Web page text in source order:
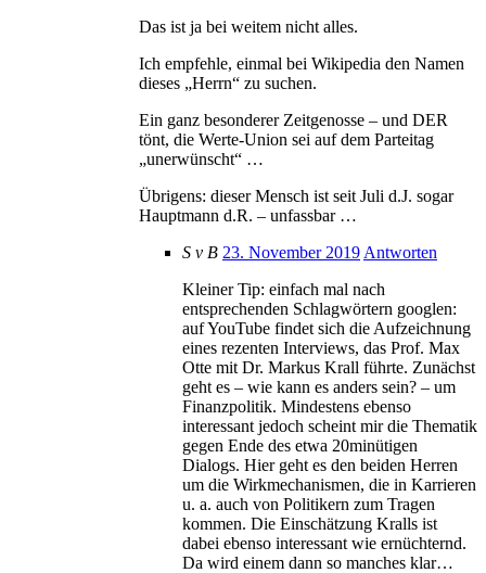
Das ist ja bei weitem nicht alles.
Ich empfehle, einmal bei Wikipedia den Namen
dieses „Herrn“ zu suchen.
Ein ganz besonderer Zeitgenosse – und DER
tönt, die Werte-Union sei auf dem Parteitag
„unerwünscht“ …
Übrigens: dieser Mensch ist seit Juli d.J. sogar
Hauptmann d.R. – unfassbar …
S v B 23. November 2019 Antworten
Kleiner Tip: einfach mal nach
entsprechenden Schlagwörtern googlen:
auf YouTube findet sich die Aufzeichnung
eines rezenten Interviews, das Prof. Max
Otte mit Dr. Markus Krall führte. Zunächst
geht es – wie kann es anders sein? – um
Finanzpolitik. Mindestens ebenso
interessant jedoch scheint mir die Thematik
gegen Ende des etwa 20minütigen
Dialogs. Hier geht es den beiden Herren
um die Wirkmechanismen, die in Karrieren
u. a. auch von Politikern zum Tragen
kommen. Die Einschätzung Kralls ist
dabei ebenso interessant wie ernüchternd.
Da wird einem dann so manches klar…